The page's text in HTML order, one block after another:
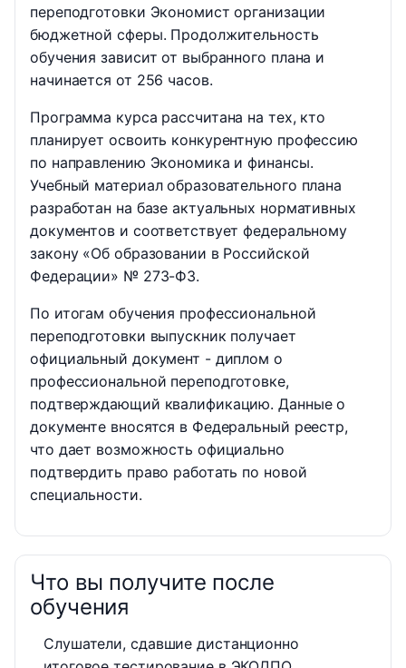
переподготовки Экономист организации
бюджетной сферы. Продолжительность
обучения зависит от выбранного плана и
начинается от 256 часов.
Программа курса рассчитана на тех, кто
планирует освоить конкурентную профессию
по направлению Экономика и финансы.
Учебный материал образовательного плана
разработан на базе актуальных нормативных
документов и соответствует федеральному
закону «Об образовании в Российской
Федерации» № 273-ФЗ.
По итогам обучения профессиональной
переподготовки выпускник получает
официальный документ - диплом о
профессиональной переподготовке,
подтверждающий квалификацию. Данные о
документе вносятся в Федеральный реестр,
что дает возможность официально
подтвердить право работать по новой
специальности.
Что вы получите после
обучения
Слушатели, сдавшие дистанционно